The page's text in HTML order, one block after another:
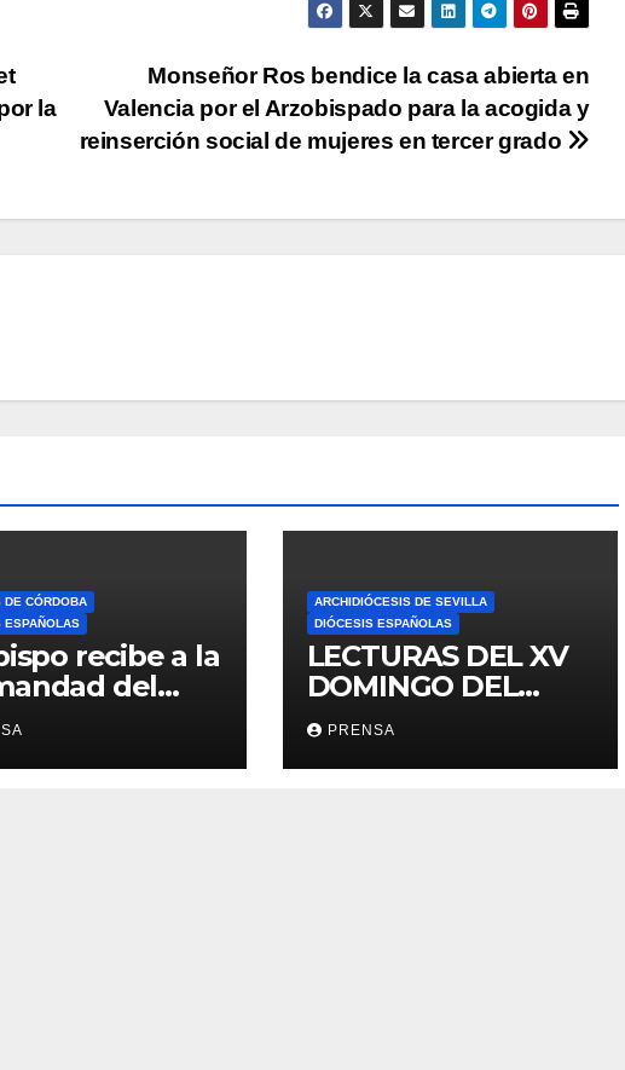
Monseñor Ros bendice la casa abierta en
Valencia por el Arzobispado para la acogida y
reinserción social de mujeres en tercer grado
la
DE CÓRDOBA
ESPAÑOLAS
recibe a la
del
ARCHIDIÓCESIS DE SEVILLA
DIÓCESIS ESPAÑOLAS
LECTURAS DEL XV
DOMINGO DEL
TIEMPO
ORDINARIO (A)
PRENSA